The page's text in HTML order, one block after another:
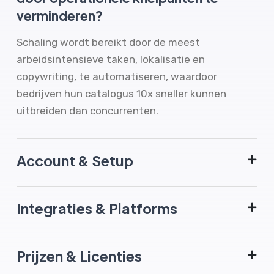
verminderen?
Schaling wordt bereikt door de meest
arbeidsintensieve taken, lokalisatie en
copywriting, te automatiseren, waardoor
bedrijven hun catalogus 10x sneller kunnen
uitbreiden dan concurrenten.
Account & Setup
Integraties & Platforms
Prijzen & Licenties